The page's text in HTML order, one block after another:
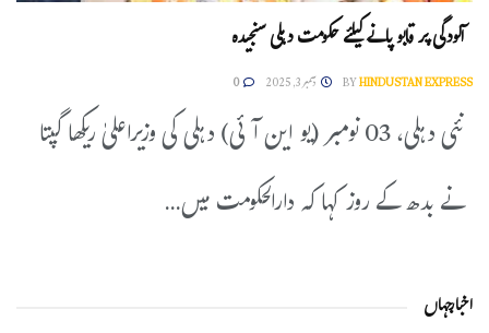
آلودگی پر قابو پانے کیلئے حکومت دہلی سنجیدہ
BYHINDUSTAN EXPRESS دسمبر 3, 2025 0
نئی دہلی، 03 نومبر (یو این آئی) دہلی کی وزیراعلیٰ ریکھا گپتا
نے بدھ کے روز کہا کہ دارالحکومت میں...
اخبارجہاں